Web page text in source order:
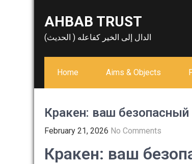
AHBAB TRUST
الدال إلى الخير كفاعله ( الحديث)
Home Aims & Objects
Кракен: ваш
February 21, 2026 No Comments
Кракен: ваш